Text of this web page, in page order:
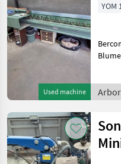
Used machine
YOM
eine